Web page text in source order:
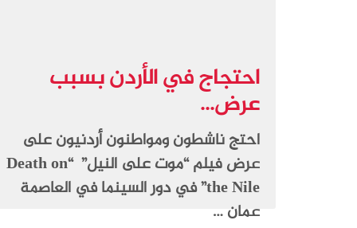
احتجاج في الأردن بسبب
عرض...
احتج ناشطون ومواطنون أردنيون على
عرض فيلم “موت على النيل” “Death on
the Nile” في دور السينما في العاصمة
عمان …